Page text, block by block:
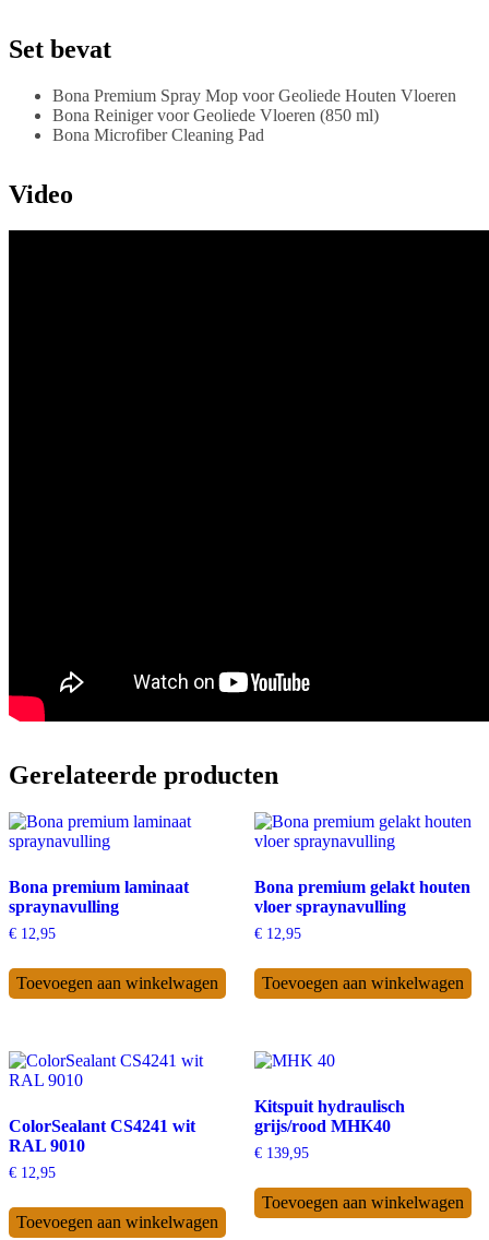
Set bevat
Bona Premium Spray Mop voor Geoliede Houten Vloeren
Bona Reiniger voor Geoliede Vloeren (850 ml)
Bona Microfiber Cleaning Pad
Video
Gerelateerde producten
Bona premium laminaat
spraynavulling
€ 12,95
Toevoegen aan winkelwagen
Bona premium gelakt houten
vloer spraynavulling
€12,95
Toevoegen aan winkelwagen
ColorSealant CS4241 wit
RAL 9010
€ 12,95
Toevoegen aan winkelwagen
Kitspuit hydraulisch
grijs/rood MHK40
€139,95
Toevoegen aan winkelwagen